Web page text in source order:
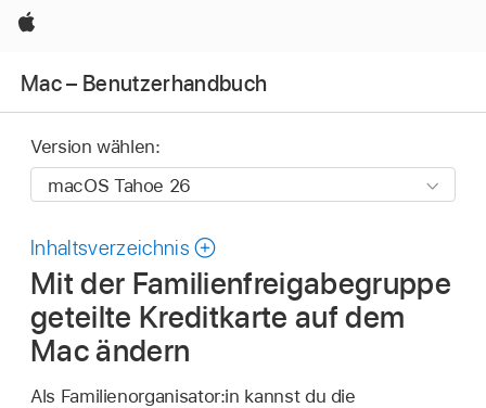
Apple
Mac – Benutzerhandbuch
Version wählen:
Inhaltsverzeichnis
Mit der Familienfreigabegruppe
geteilte Kreditkarte auf dem
Mac ändern
Als Familienorganisator:in kannst du die